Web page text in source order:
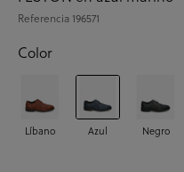
Referencia 196571
Color
Líbano Azul Negro